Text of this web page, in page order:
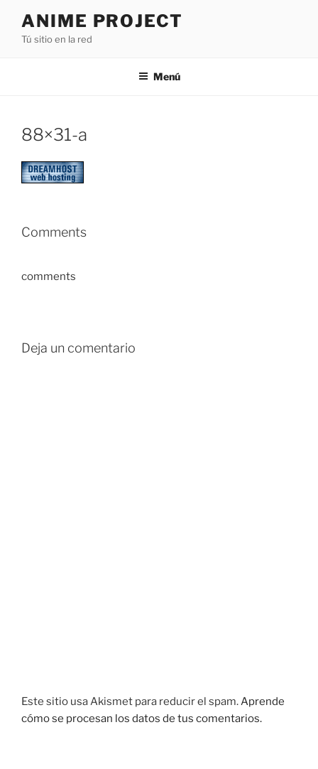
contenido
ANIME PROJECT
Tú sitio en la red
Menú
88×31-a
Comments
comments
Deja un comentario
Este sitio usa Akismet para reducir el spam.Aprende
cómo se procesan los datos de tus comentarios.